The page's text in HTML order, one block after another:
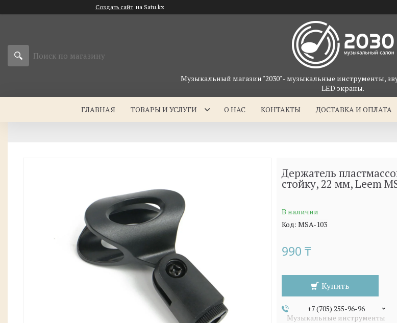
Создать сайт на Satu.kz
Музыкальный магазин "2030" - музыкальные инструменты,
LED экраны.
ГЛАВНАЯ ТОВАРЫ И УСЛУГИ О НАС КОНТАКТЫ ДОСТАВКА И ОПЛАТА
Держатель
стойку, 22 мм, Leem
В наличии
Код: MSA-103
990 ₸
Купить
+7 (705) 255-96-96
Музыкальные инструменты